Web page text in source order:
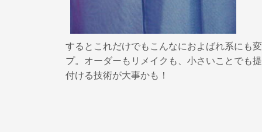
するとこれだけでもこんなにおよばれ系にも
プ。オーダーもリメイクも、小さいことでも
付ける技術が大事かも！